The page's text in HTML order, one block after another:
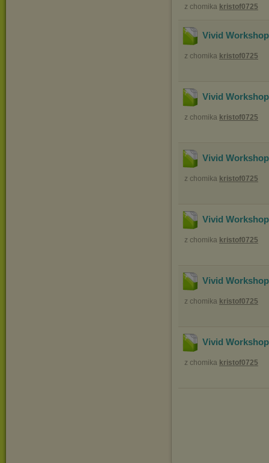
z chomika kristof0725
Vivid
z chomika kristof0725
Vivid
z chomika kristof0725
Vivid
z chomika kristof0725
Vivid
z chomika kristof0725
Vivid
z chomika kristof0725
Vivid
z chomika kristof0725